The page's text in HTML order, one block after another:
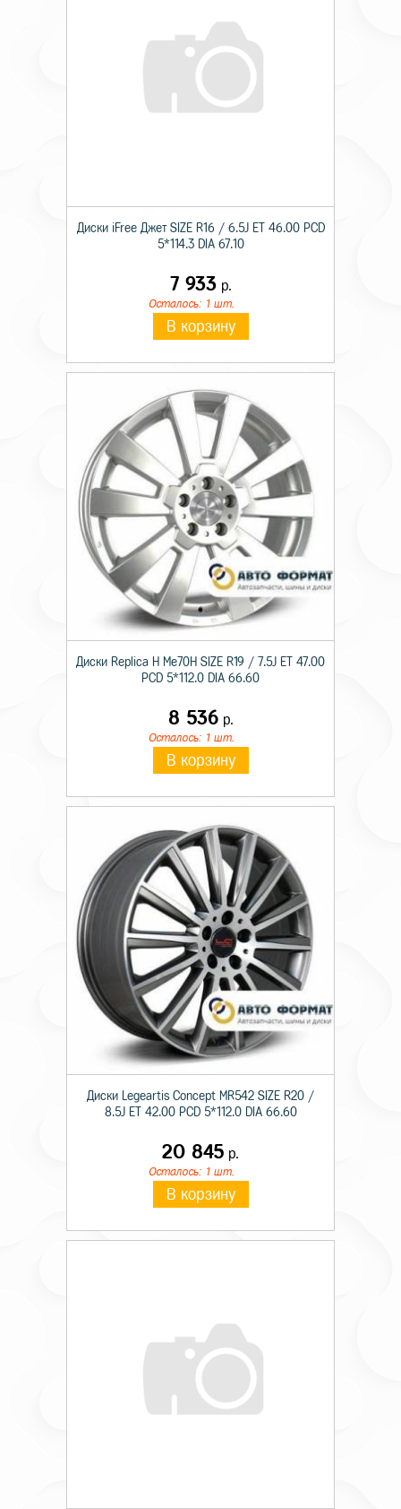
Диски iFree Джет SIZE R16 / 6.5J ET 46.00 PCD
5*114.3 DIA 67.10
7 933р.
Осталось: 1 шт.
В корзину
Диски Replica H Me70H SIZE R19 / 7.5J ET 47.00
PCD 5*112.0 DIA 66.60
8 536р.
Осталось: 1 шт.
В корзину
Диски Legeartis Concept MR542 SIZE R20 /
8.5J ET 42.00 PCD 5*112.0 DIA 66.60
20 845 р.
Осталось: 1 шт.
В корзину